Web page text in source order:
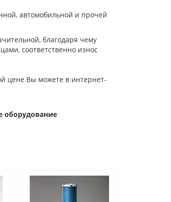
автомобильной и прочей
благодаря чему
соответственно износ
цене Вы можете в интернет-
оборудование